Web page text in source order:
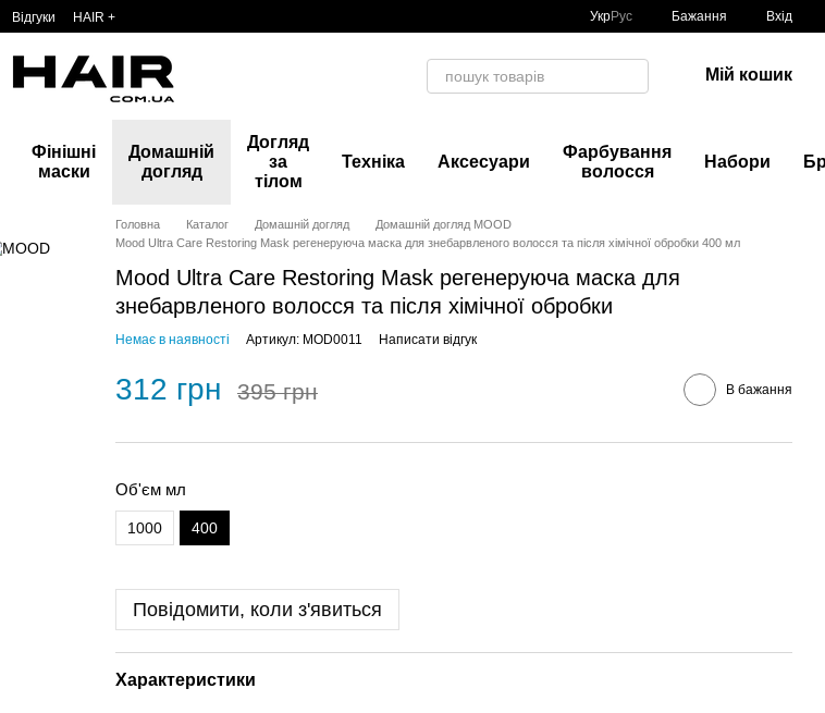
Відгуки HAIR + УкрРус Бажання Вхід
Мій кошик
Фінішні
маски
Домашній
догляд
Догляд
за
тілом
Техніка Аксесуари
Фарбування
волосся
Набори
Головна Каталог Домашній догляд
Домашній догляд MOOD
Mood Ultra Care Restoring Мask регенеруюча маска для знебарвленого волосся та після хімічної обробки 400 мл
Mood Ultra Care Restoring Мask регенеруюча маска для
знебарвленого волосся та після хімічної обробки
Немає в наявності Артикул: MOD0011 Написати відгук
312 грн 395 грн В бажання
Об'єм мл
1000 400
Повідомити, коли з'явиться
Характеристики